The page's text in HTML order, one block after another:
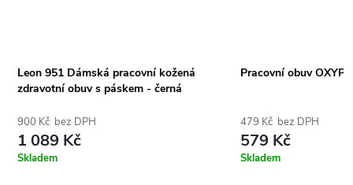
Leon 951 Dámská pracovní kožená
zdravotní obuv s páskem - černá
900 Kč bez DPH
1 089 Kč
Skladem
Pracovní obuv
479 Kč bez DPH
579 Kč
Skladem